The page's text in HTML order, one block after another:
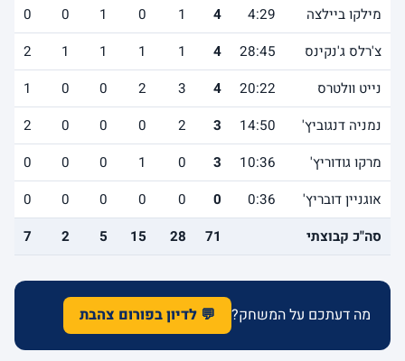
מילקו ביילצה
4:29
4
1
0
1
0
0
צ'רלס ג'נקינס
28:45
4
1
1
1
1
2
נייט וולטרס
20:22
4
3
2
0
0
1
נמניה דנגוביץ'
14:50
3
2
0
0
0
2
מרקו גודוריץ'
10:36
3
0
1
0
0
0
אוגניין דובריץ'
0:36
0
0
0
0
0
0
סה"כ קבוצתי
71
28
15
5
2
7
מה דעתכם על המשחק? 💬 לדיון בפורום צהבת